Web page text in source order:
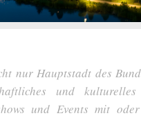
nur Hauptstadt des
und
und Events mit